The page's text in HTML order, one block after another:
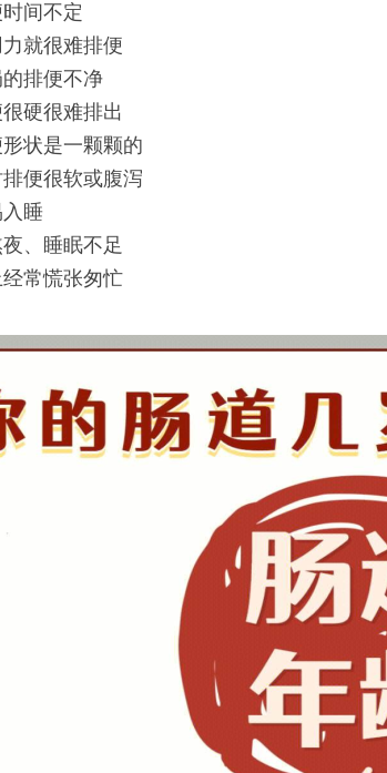
间不定
就很难排便
排便不净
硬很难排出
状是一颗颗的
便很软或腹泻
睡
、睡眠不足
常慌张匆忙